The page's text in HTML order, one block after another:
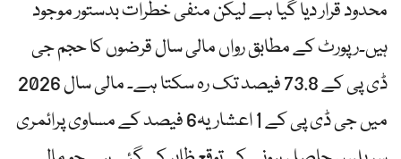
محدود قرار دیا گیا ہے لیکن منفی خطرات بدستور موجود
ہیں۔رپورٹ کے مطابق رواں مالی سال قرضوں کا حجم جی
ڈی پی کے 73.8 فیصد تک رہ سکتا ہے۔ مالی سال 2026
میں جی ڈی پی کے 1 اعشاریہ6 فیصد کے مساوی پرائمری